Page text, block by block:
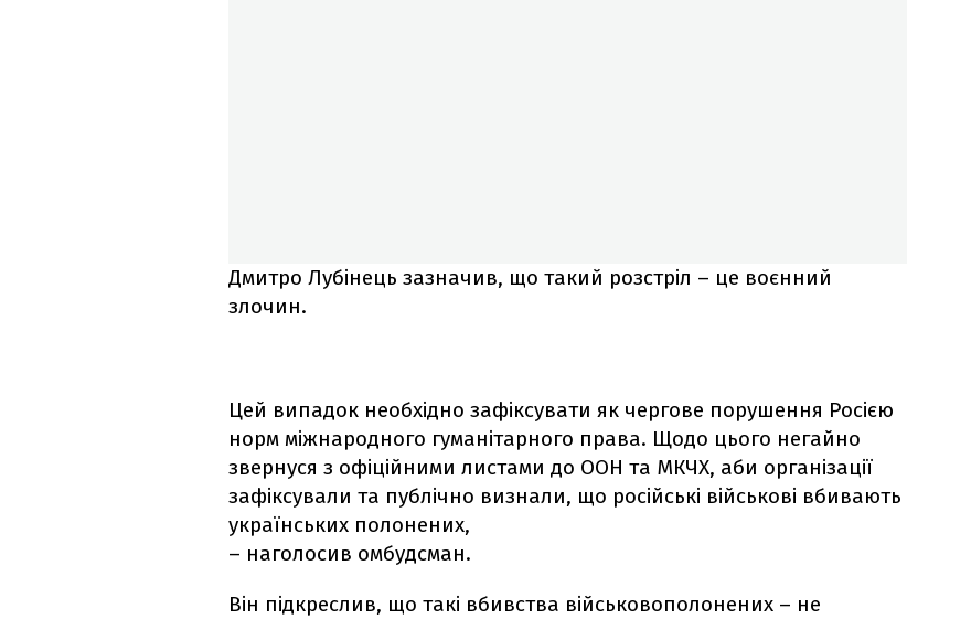
Дмитро Лубінець зазначив, що такий розстріл – це воєнний
злочин.
Цей випадок необхідно зафіксувати як чергове порушення Росією
норм міжнародного гуманітарного права. Щодо цього негайно
звернуся з офіційними листами до ООН та МКЧХ, аби організації
зафіксували та публічно визнали, що російські військові вбивають
українських полонених,
– наголосив омбудсман.
Він підкреслив, що такі вбивства військовополонених – не